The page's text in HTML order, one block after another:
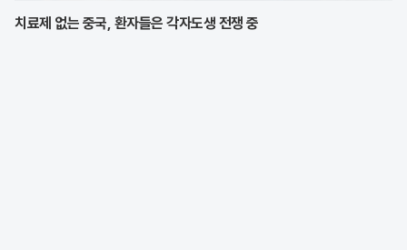
치료제 없는 중국, 환자들은 각자도생 전쟁 중